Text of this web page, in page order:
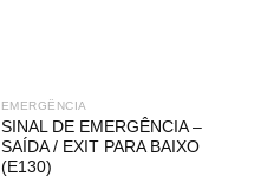
EMERGÊNCIA
SINAL DE EMERGÊNCIA –
SAÍDA / EXIT PARA BAIXO
(E130)